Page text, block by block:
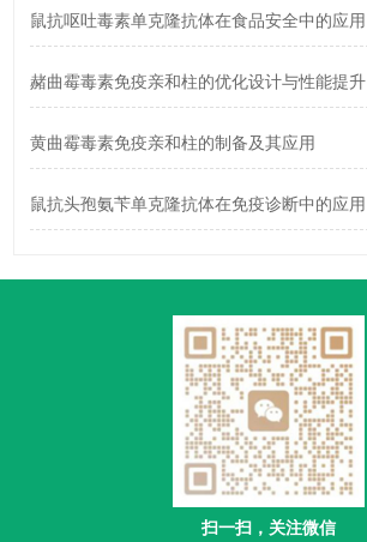
鼠抗呕吐毒素单克隆抗体在食品安全中的应用
赭曲霉毒素免疫亲和柱的优化设计与性能提升
黄曲霉毒素免疫亲和柱的制备及其应用
鼠抗头孢氨苄单克隆抗体在免疫诊断中的应用
扫一扫，关注微信